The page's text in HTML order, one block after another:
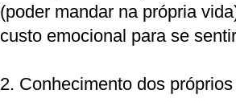
(poder mandar na própria
custo emocional para se
2. Conhecimento dos